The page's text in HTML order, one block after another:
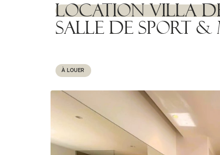
1111111
Location Villa de
Salle de Sport &
À LOUER